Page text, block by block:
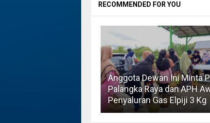
RECOMMENDED FOR YOU
Anggota Dewan Ini Minta
Palangka Raya dan APH
Penyaluran Gas Elpiji 3 Kg